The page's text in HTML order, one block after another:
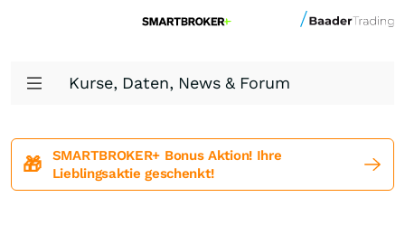
Kurse, Daten, News & Forum
🎁
SMARTBROKER+ Bonus Aktion! Ihre
Lieblingsaktie geschenkt!